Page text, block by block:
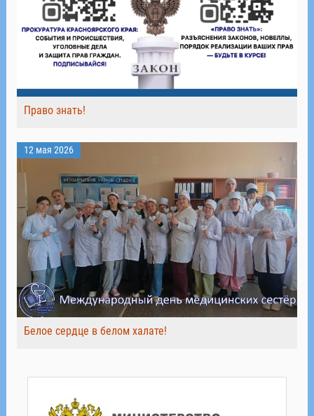
Право знать!
12 мая 2026
Белое сердце в белом халате!